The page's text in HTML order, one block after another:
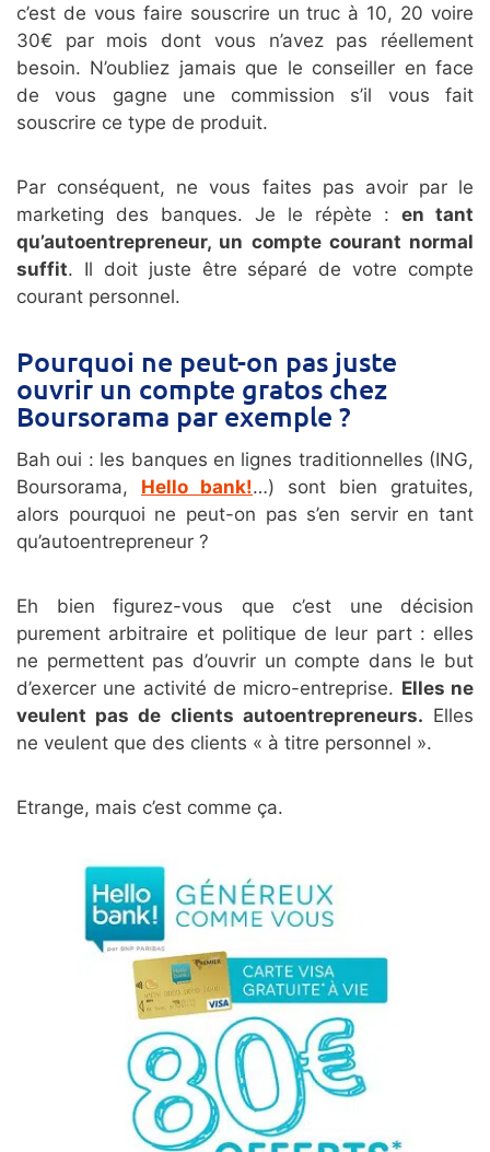
c’est de vous faire souscrire un truc à 10, 20 voire
30€ par mois dont vous n’avez pas réellement
besoin. N’oubliez jamais que le conseiller en face
de vous gagne une commission s’il vous fait
souscrire ce type de produit.
Par conséquent, ne vous faites pas avoir par le
marketing des banques. Je le répète : en tant
qu’autoentrepreneur, un compte courant normal
suffit. Il doit juste être séparé de votre compte
courant personnel.
Pourquoi ne peut-on pas juste
ouvrir un compte gratos chez
Boursorama par exemple ?
Bah oui : les banques en lignes traditionnelles (ING,
Boursorama, Hello bank!…) sont bien gratuites,
alors pourquoi ne peut-on pas s’en servir en tant
qu’autoentrepreneur ?
Eh bien figurez-vous que c’est une décision
purement arbitraire et politique de leur part : elles
ne permettent pas d’ouvrir un compte dans le but
d’exercer une activité de micro-entreprise. Elles ne
veulent pas de clients autoentrepreneurs. Elles
ne veulent que des clients « à titre personnel ».
Etrange, mais c’est comme ça.